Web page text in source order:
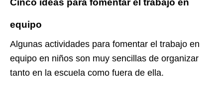
Cinco ideas para fomentar el trabajo en
equipo
Algunas actividades para fomentar el trabajo en
equipo en niños son muy sencillas de organizar
tanto en la escuela como fuera de ella.